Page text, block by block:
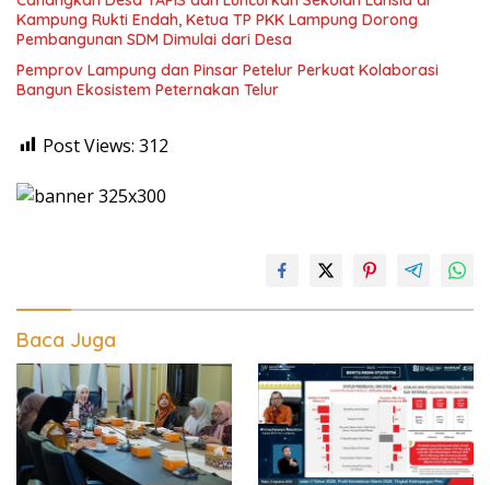
Kampung Rukti Endah, Ketua TP PKK Lampung Dorong
Pembangunan SDM Dimulai dari Desa
Pemprov Lampung dan Pinsar Petelur Perkuat Kolaborasi
Bangun Ekosistem Peternakan Telur
Post Views: 312
Baca Juga